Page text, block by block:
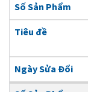
Số Sản Phẩm
Tiêu đề
Ngày Sửa Đổi